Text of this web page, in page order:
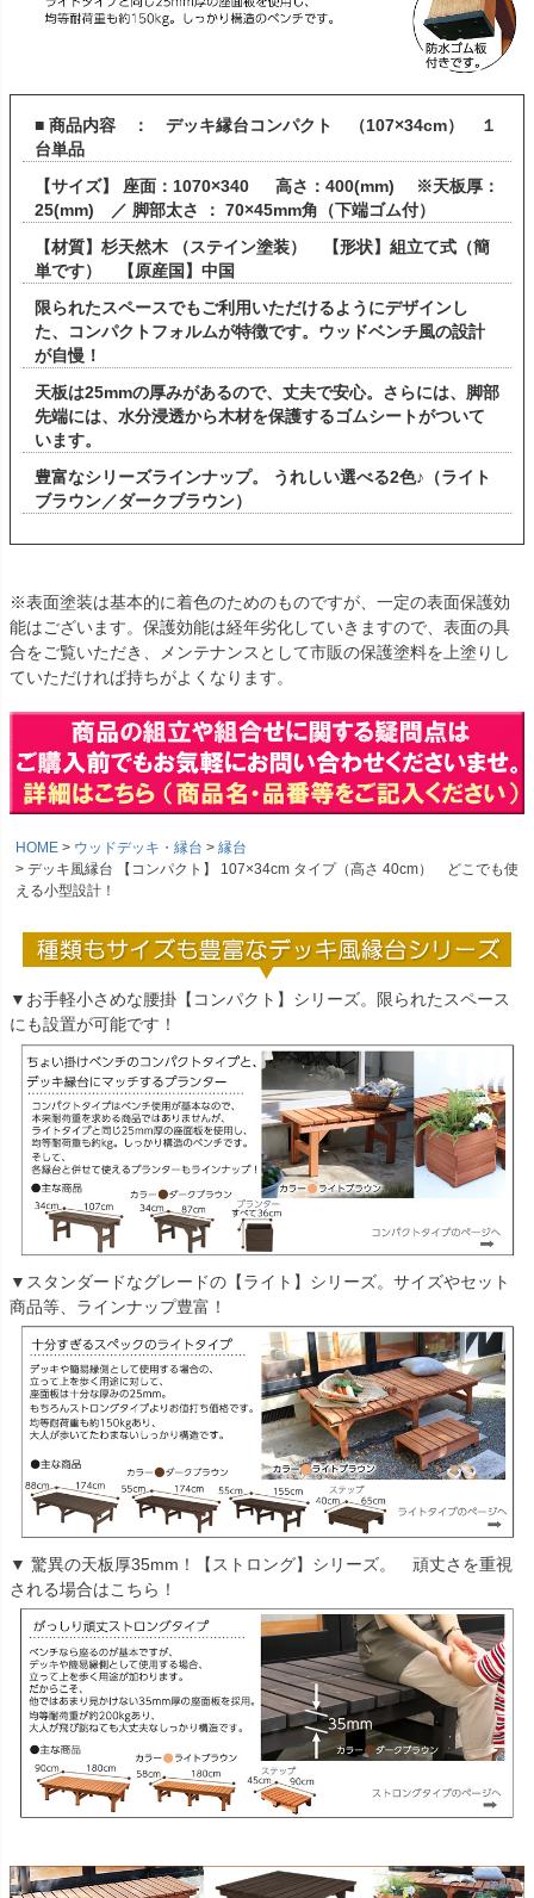
■ 商品内容 ： デッキ縁台コンパクト （107×34cm） １
台単品
【サイズ】 座面：1070×340 高さ：400(mm) ※天板厚：
25(mm) ／ 脚部太さ ： 70×45mm角（下端ゴム付）
【材質】杉天然木 （ステイン塗装） 【形状】組立て式（簡
単です） 【原産国】中国
限られたスペースでもご利用いただけるようにデザインし
た、コンパクトフォルムが特徴です。ウッドベンチ風の設計
が自慢！
天板は25mmの厚みがあるので、丈夫で安心。さらには、脚部
先端には、水分浸透から木材を保護するゴムシートがついて
います。
豊富なシリーズラインナップ。 うれしい選べる2色♪（ライト
ブラウン／ダークブラウン）
※表面塗装は基本的に着色のためのものですが、一定の表面保護効
能はございます。保護効能は経年劣化していきますので、表面の具
合をご覧いただき、メンテナンスとして市販の保護塗料を上塗りし
ていただければ持ちがよくなります。
HOME ウッドデッキ・縁台
縁台
デッキ風縁台 【コンパクト】 107×34cm タイプ（高さ 40cm） どこでも使
える小型設計！
▼お手軽小さめな腰掛【コンパクト】シリーズ。限られたスペース
にも設置が可能です！
▼スタンダードなグレードの【ライト】シリーズ。サイズやセット
商品等、ラインナップ豊富！
▼ 驚異の天板厚35mm！【ストロング】シリーズ。 頑丈さを重視
される場合はこちら！